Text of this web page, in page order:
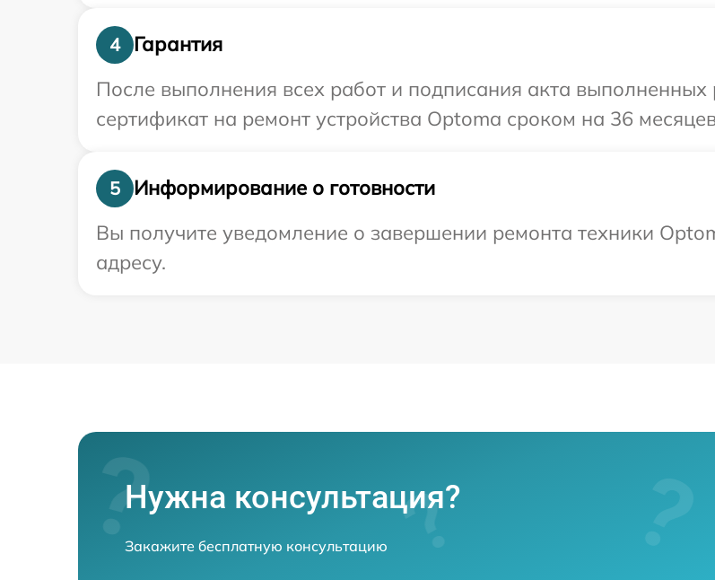
4
Гарантия
После выполнения всех работ и подписания акта
сертификат на ремонт устройства Optoma сроком на 36
5
Информирование о готовности
Вы получите уведомление о завершении ремонта техники
адресу.
Нужна консультация?
Закажите бесплатную консультацию